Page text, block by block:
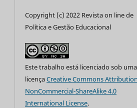
Copyright (c) 2022 Revista on line de
Política e Gestão Educacional
Este trabalho está licenciado sob uma
licençaCreative Commons
NonCommercial-ShareAlike 4.0
International License.